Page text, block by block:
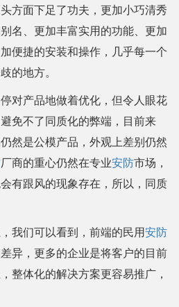
方面下足了功夫，更加小巧清秀
名、更加丰富实用的功能、更加
便捷的安装和操作，几乎每一个
的地方。
对产品地做着优化，但令人眼花
免不了同质化的弊端，目前来
然是公模产品，外观上差别仍然
厂商的重心仍然在专业安防市场，
有跟风的现象存在，所以，同质
我们可以看到，前端的民用安防
异，更多的企业是将客户的目前
整体化的解决方案更容易推广，